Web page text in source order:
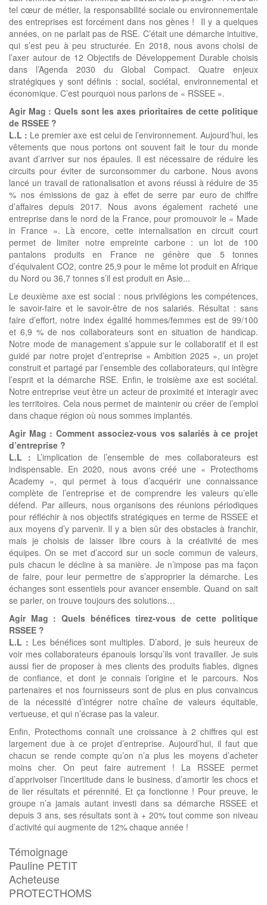
tel cœur de métier, la responsabilité sociale ou environnementale
des entreprises est forcément dans nos gènes ! Il y a quelques
années, on ne parlait pas de RSE. C’était une démarche intuitive,
qui s’est peu à peu structurée. En 2018, nous avons choisi de
l’axer autour de 12 Objectifs de Développement Durable choisis
dans l’Agenda 2030 du Global Compact. Quatre enjeux
stratégiques y sont définis : social, sociétal, environnemental et
économique. C’est pourquoi nous parlons de « RSSEE ».
Agir Mag : Quels sont les axes prioritaires de cette politique
de RSSEE ?
L.L : Le premier axe est celui de l’environnement. Aujourd’hui, les
vêtements que nous portons ont souvent fait le tour du monde
avant d’arriver sur nos épaules. Il est nécessaire de réduire les
circuits pour éviter de surconsommer du carbone. Nous avons
lancé un travail de rationalisation et avons réussi à réduire de 35
% nos émissions de gaz à effet de serre par euro de chiffre
d’affaires depuis 2017. Nous avons également racheté une
entreprise dans le nord de la France, pour promouvoir le « Made
in France ». Là encore, cette internalisation en circuit court
permet de limiter notre empreinte carbone : un lot de 100
pantalons produits en France ne génère que 5 tonnes
d’équivalent CO2, contre 25,9 pour le même lot produit en Afrique
du Nord ou 36,7 tonnes s’il est produit en Asie...
Le deuxième axe est social : nous privilégions les compétences,
le savoir-faire et le savoir-être de nos salariés. Résultat : sans
faire d’effort, notre index égalité hommes/femmes est de 99/100
et 6,9 % de nos collaborateurs sont en situation de handicap.
Notre mode de management s’appuie sur le collaboratif et il est
guidé par notre projet d’entreprise « Ambition 2025 », un projet
construit et partagé par l’ensemble des collaborateurs, qui intègre
l’esprit et la démarche RSE. Enfin, le troisième axe est sociétal.
Notre entreprise veut être un acteur de proximité et interagir avec
les territoires. Cela nous permet de maintenir ou créer de l’emploi
dans chaque région où nous sommes implantés.
Agir Mag : Comment associez-vous vos salariés à ce projet
d’entreprise ?
L.L : L’implication de l’ensemble de mes collaborateurs est
indispensable. En 2020, nous avons créé une « Protecthoms
Academy », qui permet à tous d’acquérir une connaissance
complète de l’entreprise et de comprendre les valeurs qu’elle
défend. Par ailleurs, nous organisons des réunions périodiques
pour réfléchir à nos objectifs stratégiques en terme de RSSEE et
aux moyens d’y parvenir. Il y a bien sûr des obstacles à franchir,
mais je choisis de laisser libre cours à la créativité de mes
équipes. On se met d’accord sur un socle commun de valeurs,
puis chacun le décline à sa manière. Je n’impose pas ma façon
de faire, pour leur permettre de s’approprier la démarche. Les
échanges sont essentiels pour avancer ensemble. Quand on sait
se parler, on trouve toujours des solutions…
Agir Mag : Quels bénéfices tirez-vous de cette politique
RSSEE ?
L.L : Les bénéfices sont multiples. D’abord, je suis heureux de
voir mes collaborateurs épanouis lorsqu’ils vont travailler. Je suis
aussi fier de proposer à mes clients des produits fiables, dignes
de confiance, et dont je connais l’origine et le parcours. Nos
partenaires et nos fournisseurs sont de plus en plus convaincus
de la nécessité d’intégrer notre chaîne de valeurs équitable,
vertueuse, et qui n’écrase pas la valeur.
Enfin, Protecthoms connaît une croissance à 2 chiffres qui est
largement due à ce projet d’entreprise. Aujourd’hui, il faut que
chacun se rende compte qu’on n’a plus les moyens d’acheter
moins cher. On peut faire autrement ! La RSSEE permet
d’apprivoiser l’incertitude dans le business, d’amortir les chocs et
de lier résultats et pérennité. Et ça fonctionne ! Pour preuve, le
groupe n’a jamais autant investi dans sa démarche RSSEE et
depuis 3 ans, ses résultats sont à + 20% tout comme son niveau
d’activité qui augmente de 12% chaque année !
Témoignage
Pauline PETIT
Acheteuse
PROTECTHOMS